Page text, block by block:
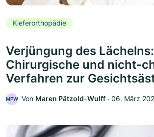
Kieferorthopädie
Verjüngung des Lächelns:
Chirurgische und nicht-
Verfahren zur
MPW Von Maren Pätzold-Wulff ‧ 06. März